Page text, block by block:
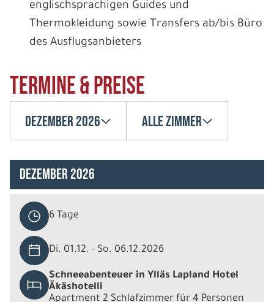
englischsprachigen Guides und
Thermokleidung sowie Transfers ab/bis Büro
des Ausflugsanbieters
Termine & Preise
Dezember 2026 Alle Zimmer
Dezember 2026
6 Tage
Di. 01.12. - So. 06.12.2026
Schneeabenteuer in Ylläs Lapland Hotel
Äkäshotelli
Apartment 2 Schlafzimmer für 4 Personen